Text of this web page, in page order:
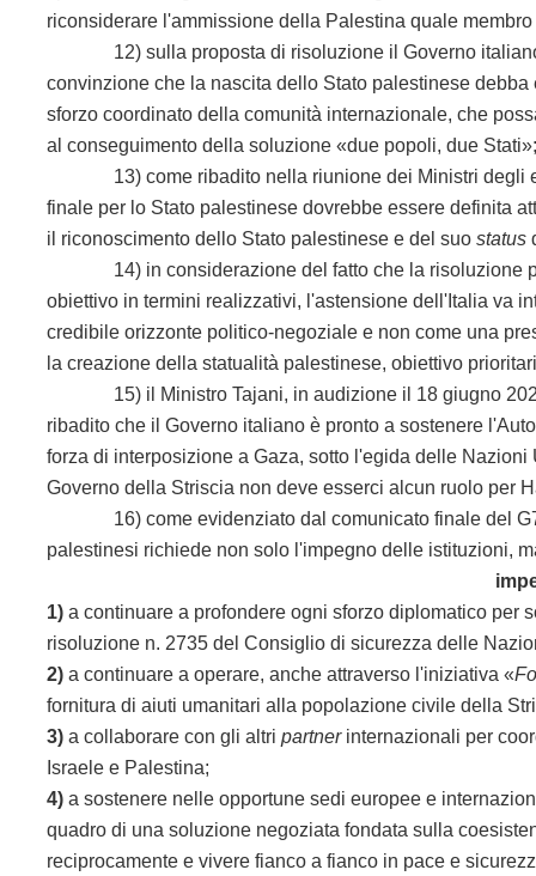
riconsiderare l'ammissione della Palestina quale
12) sulla proposta di risoluzione il Governo
convinzione che la nascita dello Stato palestinese
sforzo coordinato della comunità internazionale, che
al conseguimento della soluzione «due popoli, due
13) come ribadito nella riunione dei Ministri degli
finale per lo Stato palestinese dovrebbe essere definita
il riconoscimento dello Stato palestinese e del suostatus
14) in considerazione del fatto che la risoluzione
obiettivo in termini realizzativi, l'astensione dell'Italia va
credibile orizzonte politico-negoziale e non come una
la creazione della statualità palestinese, obiettivo
15) il Ministro Tajani, in audizione il 18 giugno 2024
ribadito che il Governo italiano è pronto a sostenere
forza di interposizione a Gaza, sotto l'egida delle
Governo della Striscia non deve esserci alcun ruolo per
16) come evidenziato dal comunicato finale del G7
palestinesi richiede non solo l'impegno delle istituzioni,
1) a continuare a profondere ogni sforzo diplomatico per
risoluzione n. 2735 del Consiglio di sicurezza delle
2) a continuare a operare, anche attraverso l'iniziativa «
fornitura di aiuti umanitari alla popolazione civile della
3) a collaborare con gli altripartnerinternazionali per
Israele e Palestina;
4) a sostenere nelle opportune sedi europee e
quadro di una soluzione negoziata fondata sulla
reciprocamente e vivere fianco a fianco in pace e